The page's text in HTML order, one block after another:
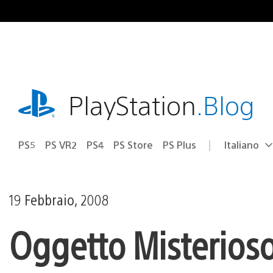
al
playstation.comPlayStation.Blog
PS5 PS VR2 PS4 PS Store PS Plus Seleziona
Regione
Italiano
19 Febbraio, 2008
Oggetto